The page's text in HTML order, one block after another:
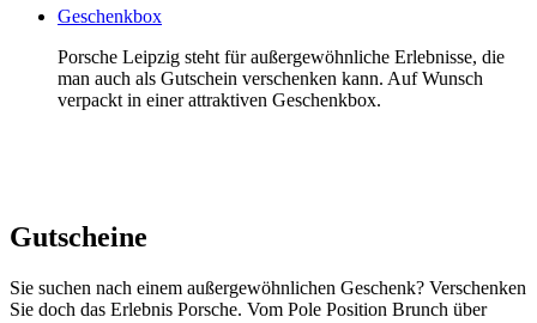
Geschenkbox
Porsche Leipzig steht für außergewöhnliche Erlebnisse, die
man auch als Gutschein verschenken kann. Auf Wunsch
verpackt in einer attraktiven Geschenkbox.
Gutscheine
Sie suchen nach einem außergewöhnlichen Geschenk? Verschenken
Sie doch das Erlebnis Porsche. Vom Pole Position Brunch über